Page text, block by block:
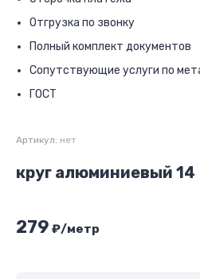
Отгрузка по звонку
Полный комплект документов
Сопутствующие услуги по
ГОСТ
Артикул: нет
круг алюминиевый 14
279 ₽/метр